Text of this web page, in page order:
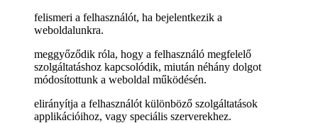
felismeri a felhasználót, ha bejelentkezik a
weboldalunkra.
meggyőződik róla, hogy a felhasználó megfelelő
szolgáltatáshoz kapcsolódik, miután néhány dolgot
módosítottunk a weboldal működésén.
elirányítja a felhasználót különböző szolgáltatások
applikációihoz, vagy speciális szerverekhez.